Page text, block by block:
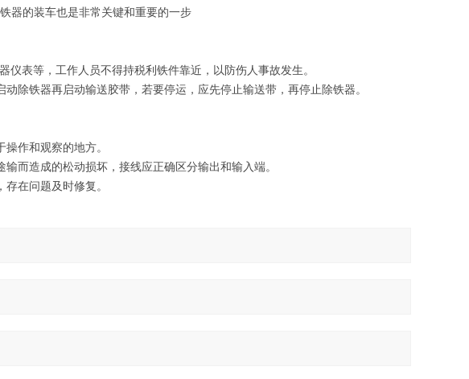
器的装车也是非常关键和重要的一步
表等，工作人员不得持税利铁件靠近，以防伤人事故发生。
除铁器再启动输送胶带，若要停运，应先停止输送带，再停止除铁器。
作和观察的地方。
而造成的松动损坏，接线应正确区分输出和输入端。
在问题及时修复。